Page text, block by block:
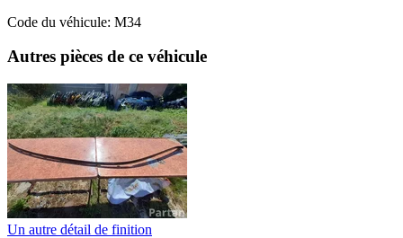
Code du véhicule: M34
Autres pièces de ce véhicule
Un autre détail de finition